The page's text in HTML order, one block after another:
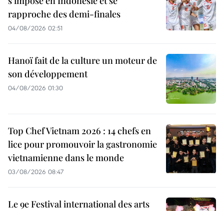
rapproche des demi-finales
04/08/2026 02:51
Hanoï fait de la culture un moteur de
son développement
04/08/2026 01:30
Top Chef Vietnam 2026 : 14 chefs en
lice pour promouvoir la gastronomie
vietnamienne dans le monde
03/08/2026 08:47
Le 9e Festival international des arts